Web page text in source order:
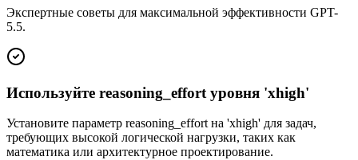
Экспертные советы для максимальной эффективности GPT-
5.5.
Используйте reasoning_effort уровня 'xhigh'
Установите параметр reasoning_effort на 'xhigh' для задач,
требующих высокой логической нагрузки, таких как
математика или архитектурное проектирование.